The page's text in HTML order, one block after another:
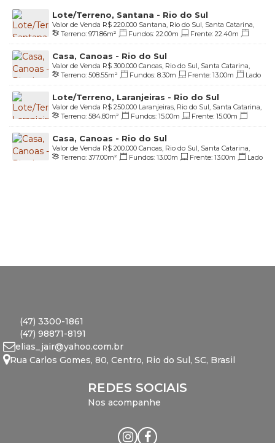
Lote/Terreno, Santana - Rio do Sul
R$ 220.000
Valor de Venda
Santana, Rio do Sul, Santa Catarina,
BrasilTerreno: 971.86m² , Fundos: 22.00m , Frente: 22.40m ,
Lado Direito: 46.17m , Lado Esquerdo: 44.01m
Casa, Canoas - Rio do Sul
R$ 300.000
Valor de Venda
Canoas, Rio do Sul, Santa Catarina,
BrasilTerreno: 508.55m² , Fundos: 8.30m , Frente: 13.00m ,
Lado
Direito: 34.00m , Lado Esquerdo: 34.55m
Lote/Terreno, Laranjeiras - Rio do Sul
R$ 250.000
Valor de Venda
Laranjeiras, Rio do Sul, Santa Catarina,
BrasilTerreno: 584.80m² , Fundos: 15.00m , Frente: 15.00m ,
Lado Direito: 39.00m , Lado Esquerdo: 39.00m
Casa, Canoas - Rio do Sul
R$ 200.000
Valor de Venda
Canoas, Rio do Sul, Santa Catarina,
BrasilTerreno: 377.00m² , Fundos: 13.00m , Frente: 13.00m ,
Lado
(47) 3300-1861
(47) 98871-8191
elias_jair@yahoo.com.br
Rua Carlos Gomes, 80, Centro, Rio do Sul, SC, Brasil
REDES SOCIAIS
Nos acompanhe